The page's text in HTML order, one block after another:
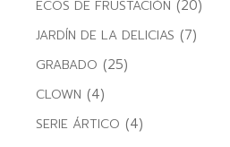
ECOS DE FRUSTACIÓN (20)
JARDÍN DE LA DELICIAS (7)
GRABADO (25)
CLOWN (4)
SERIE ÁRTICO (4)